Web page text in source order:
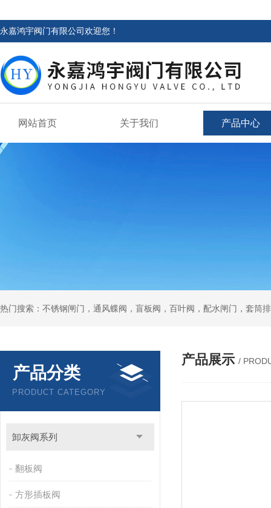
永嘉鸿宇阀门有限公司欢迎您！
网站首页 关于我们 产品中心
热门搜索：不锈钢闸门，通风蝶阀，盲板阀，百叶阀，配水闸门，套筒
产品分类
PRODUCT CATEGORY
卸灰阀系列
翻板阀
方形插板阀
产品展示 /